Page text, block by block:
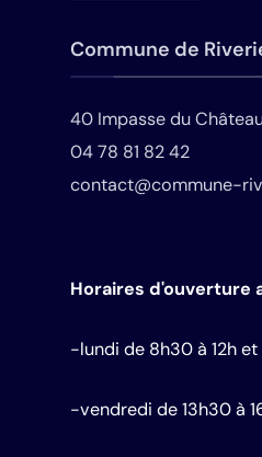
Commune de
40 Impasse du
04 78 81 82 42
contact@commune-
Horaires d'ouverture
-lundi de 8h30 à 12h
-vendredi de 13h30 à